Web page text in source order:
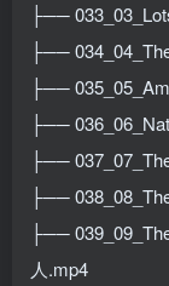
├──
├──
├──
├──
├──
├──
├──
人.mp4